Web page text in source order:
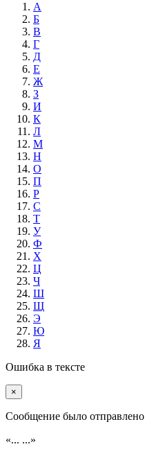
А
Б
В
Г
Д
Е
Ж
З
И
К
Л
М
Н
О
П
Р
С
Т
У
Ф
Х
Ц
Ч
Ш
Щ
Э
Ю
Я
Ошибка в тексте
×
Cообщение было отправлено
«... ...»